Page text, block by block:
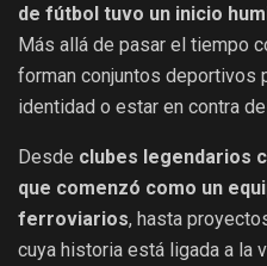
de fútbol tuvo un inicio
Más allá de pasar el tiempo
forman conjuntos deportivos
identidad o estar en contra
Desde clubes legendarios
que comenzó como un
ferroviarios, hasta
cuya historia está ligada a la